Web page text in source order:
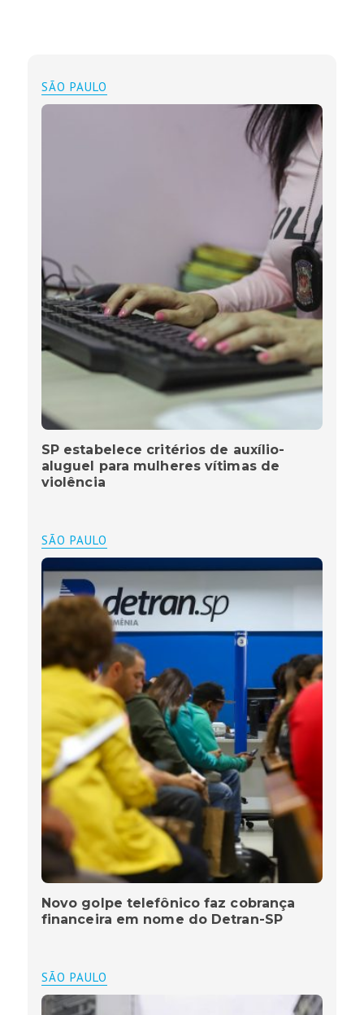
SÃO PAULO
SP estabelece critérios de auxílio-
aluguel para mulheres vítimas de
violência
SÃO PAULO
Novo golpe telefônico faz cobrança
financeira em nome do Detran-SP
SÃO PAULO